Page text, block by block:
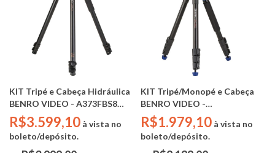
KIT Tripé e Cabeça Hidráulica
BENRO VIDEO - A373FBS8
PRO - 8kg (+BOLSA)
R$3.599,10 à vista no
boleto/depósito.
KIT Tripé/Monopé e Cabeça
BENRO VIDEO -
A2883FS4PRO - 4kg (+BOLSA)
R$1.979,10 à vista no
boleto/depósito.